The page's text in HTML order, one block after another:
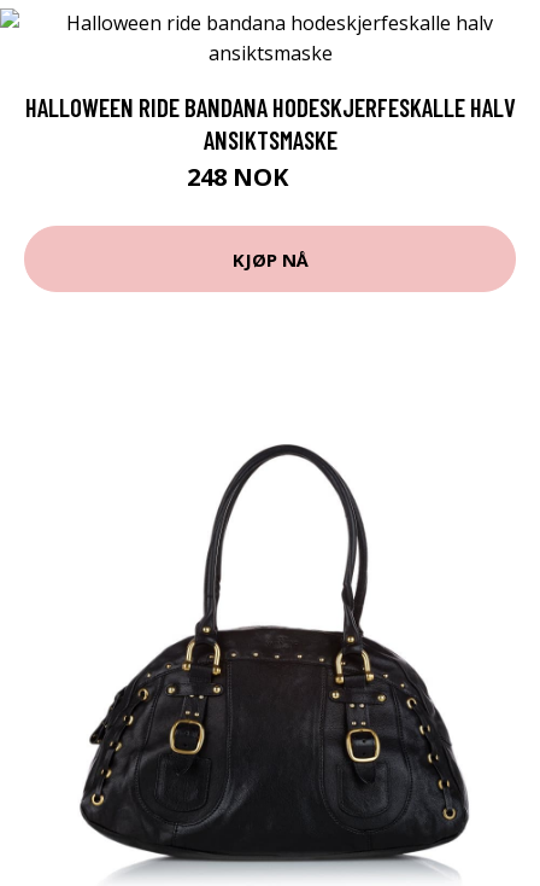
HALLOWEEN RIDE BANDANA HODESKJERFESKALLE HALV
ANSIKTSMASKE
248 NOK
KJØP NÅ